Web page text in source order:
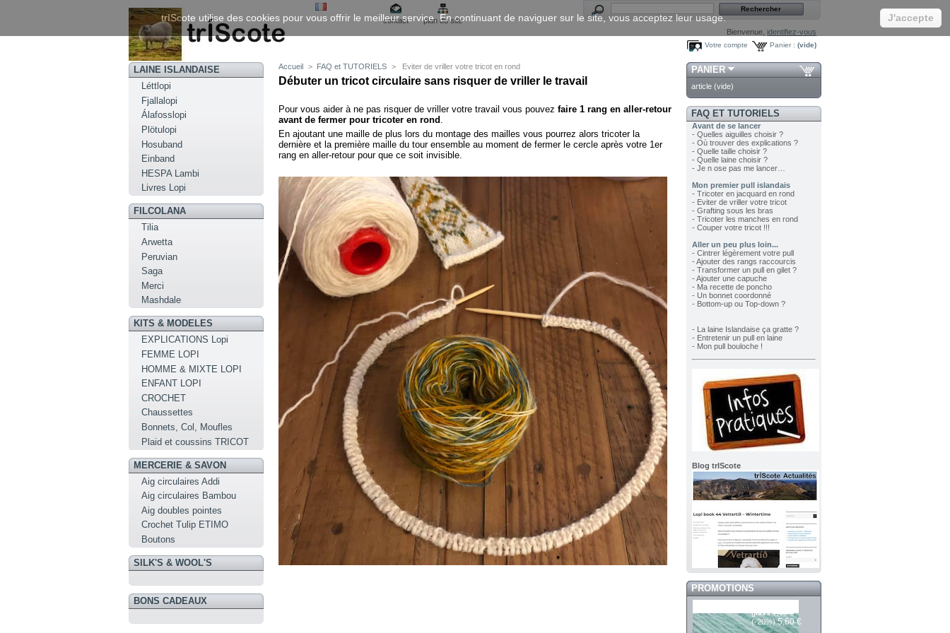
contact
plan du site
Bienvenue, identifiez-vous
Panier : (vide)
Votre compte
LAINE ISLANDAISE
Léttlopi
Fjallalopi
Álafosslopi
Plötulopi
Hosuband
Einband
HESPA Lambi
Livres Lopi
FILCOLANA
Tilia
Arwetta
Peruvian
Saga
Merci
Mashdale
KITS & MODELES
EXPLICATIONS Lopi
FEMME LOPI
HOMME & MIXTE LOPI
ENFANT LOPI
CROCHET
Chaussettes
Bonnets, Col, Moufles
Plaid et coussins TRICOT
MERCERIE & SAVON
Aig circulaires Addi
Aig circulaires Bambou
Aig doubles pointes
Crochet Tulip ETIMO
Boutons
SILK'S & WOOL'S
BONS CADEAUX
Accueil > FAQ et TUTORIELS > Eviter de vriller votre tricot en rond
Débuter un tricot circulaire sans risquer de vriller le travail
Pour vous aider à ne pas risquer de vriller votre travail vous pouvez faire 1 rang en aller-retour
avant de fermer pour tricoter en rond
En ajoutant une maille de plus lors du montage des mailles vous pourrez alors tricoter la
dernière et la première maille du tour ensemble au moment de fermer le cercle après votre 1er
rang en aller-retour pour que ce soit invisible.
PANIER
article (vide)
FAQ ET TUTORIELS
Avant de se lancer
- Quelles aiguilles choisir ?
- Où trouver des explications ?
- Quelle taille choisir ?
- Quelle laine choisir ?
- Je n ose pas me lancer…
Mon premier pull islandais
- Tricoter en jacquard en rond
- Eviter de vriller votre tricot
- Grafting sous les bras
- Tricoter les manches en rond
- Couper votre tricot !!!
Aller un peu plus loin...
- Cintrer légèrement votre pull
- Ajouter des rangs raccourcis
- Transformer un pull en gilet ?
- Ajouter une capuche
- Ma recette de poncho
- Un bonnet coordonné
- Bottom-up ou Top-down ?
- La laine Islandaise ça gratte ?
- Entretenir un pull en laine
- Mon pull bouloche !
Blog trIScote
PROMOTIONS
glass7,00 €
(-20%) 5,60 €
trIScote utilise des cookies pour vous offrir le meilleur service. En continuant de naviguer sur le site, vous acceptez leur usage. J'accepte